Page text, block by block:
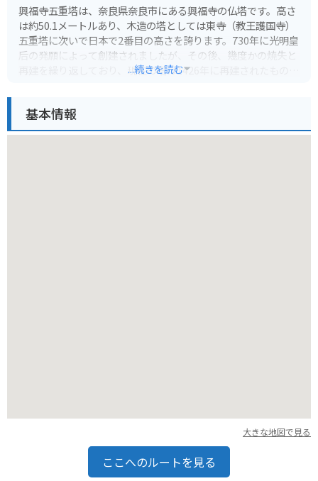
興福寺五重塔は、奈良県奈良市にある興福寺の仏塔です。高さ
は約50.1メートルあり、木造の塔としては東寺（教王護国寺）
五重塔に次いで日本で2番目の高さを誇ります。730年に光明皇
后の発願によって創建されましたが、その後、幾度かの焼失と
再建を繰り返しており、現在の塔は1426年に再建されたもので
興福寺は、南都七大寺の1つに数えられる歴史ある寺院です。
境内には五重塔以外にも、国宝館や東金堂、北円堂など、多く
...続きを読む
基本情報
大きな地図で見る
ここへのルートを見る